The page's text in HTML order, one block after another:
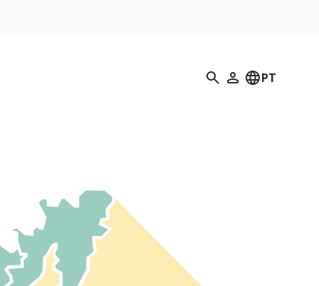
Pesquisar
O meu perfil
PT